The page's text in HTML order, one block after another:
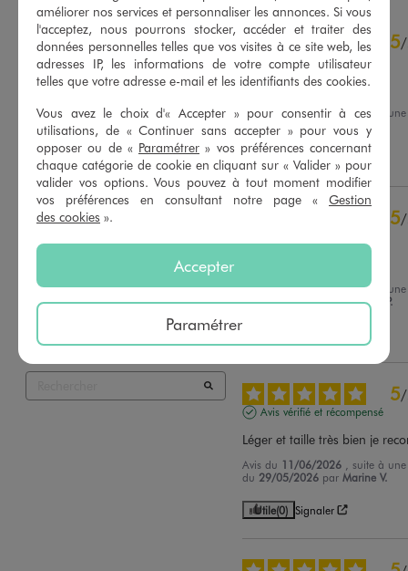
4.9/5
Basé sur28
avis soumis à un
contrôle
Voir tous les avis sur ce site
5étoiles
25
4étoiles
1
5/
Avis vérifié et récompensé
Très bien
Avis du16/07/2026
, suite à
du
03/07/2026
Utile Signaler
5/
Avis du01/07/2026 , suite à une
du19/05/2026 parJocelyne P.
5/
Avis vérifié et récompensé
Léger et taille très bien je
Avis du 11/06/2026
, suite à
du 29/05/2026 parMarine V.
Utile(0) Signaler
améliorer nos services et personnaliser les annonces. Si vous
l'acceptez, nous pourrons stocker, accéder et traiter des
données personnelles telles que vos visites à ce site web, les
adresses IP, les informations de votre compte utilisateur
telles que votre adresse e-mail et les identifiants des cookies.
Vous avez le choix d'« Accepter » pour consentir à ces
utilisations, de « Continuer sans accepter » pour vous y
opposer ou de « Paramétrer » vos préférences concernant
chaque catégorie de cookie en cliquant sur « Valider » pour
valider vos options. Vous pouvez à tout moment modifier
vos préférences en consultant notre page « Gestion
des cookies ».
Accepter
Paramétrer